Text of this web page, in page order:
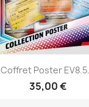
Coffret Poster
35,00 €